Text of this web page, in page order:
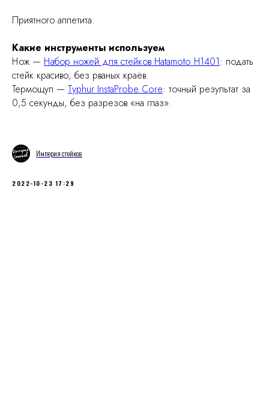
Приятного аппетита.
Какие инструменты используем
Нож — Набор ножей для стейков Hatamoto H1401: подать
стейк красиво, без рваных краёв.
Термощуп — Typhur InstaProbe Core: точный результат за
0,5 секунды, без разрезов «на глаз».
Империя стейков
2022-10-23 17:29